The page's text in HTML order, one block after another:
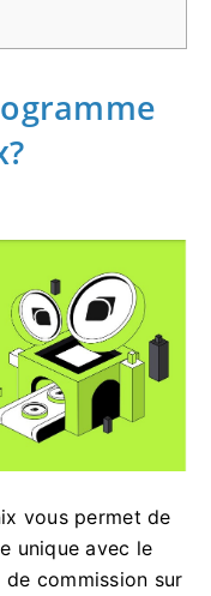
vous permet de
unique avec le
commission sur